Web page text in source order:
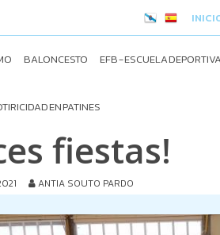
BALONCESTO EFB - ESCUELA DEPORTIVA
EN PATINES
fiestas!
ANTIA SOUTO PARDO